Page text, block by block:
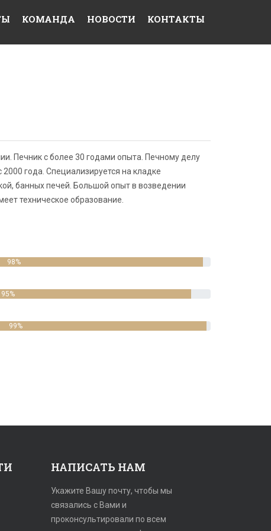
КОМАНДА НОВОСТИ КОНТАКТЫ
Печник с более 30 годами опыта. Печному делу
года. Специализируется на кладке
банных печей. Большой опыт в возведении
техническое образование.
98%
95%
99%
НАПИСАТЬ НАМ
Укажите Вашу почту, чтобы мы
связались с Вами и
проконсультировали по всем